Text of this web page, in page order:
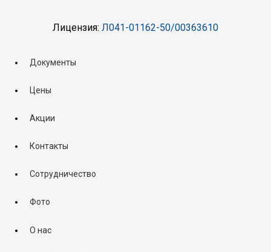
Лицензия: Л041-01162-50/00363610
Документы
Цены
Акции
Контакты
Сотрудничество
Фото
О нас